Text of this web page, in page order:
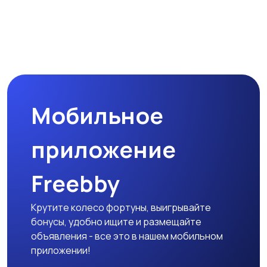
Мобильное
приложение
Freebby
Крутите колесо фортуны, выигрывайте
бонусы, удобно ищите и размещайте
объявления - все это в нашем мобильном
приложении!